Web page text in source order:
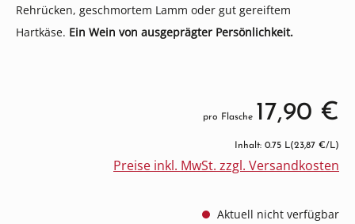
Rehrücken, geschmortem Lamm oder gut gereiftem
Hartkäse. Ein Wein von ausgeprägter Persönlichkeit.
pro Flasche 17,90 €
Inhalt: 0.75 L(23,87 €/L)
Preise inkl. MwSt. zzgl. Versandkosten
Aktuell nicht verfügbar